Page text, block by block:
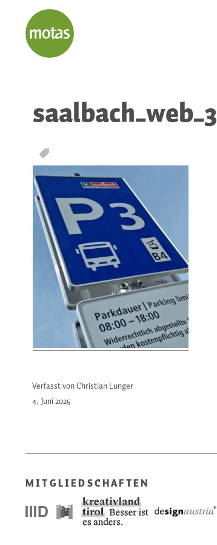
saalbach_web_3
T
Verfasst von Christian Lunger
4. Juni2025
MITGLIEDSCHAFTEN